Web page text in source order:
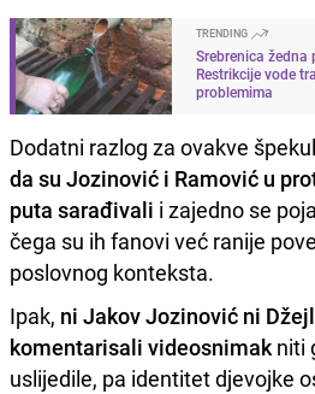
TRENDING
Srebrenica žedna
Restrikcije vode
problemima
Dodatni razlog za ovakve
da su Jozinović i Ramović u
puta sarađivali i zajedno se
čega su ih fanovi već ranije
poslovnog konteksta.
Ipak, ni Jakov Jozinović ni
komentarisali videosnimak niti
uslijedile, pa identitet djevojke